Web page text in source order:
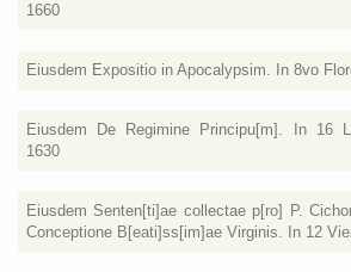
1660
Eiusdem Expositio in Apocalypsim. In 8vo
Eiusdem De Regimine Principu[m]. In 16
1630
Eiusdem Senten[ti]ae collectae p[ro] P.
Conceptione B[eati]ss[im]ae Virginis. In 12